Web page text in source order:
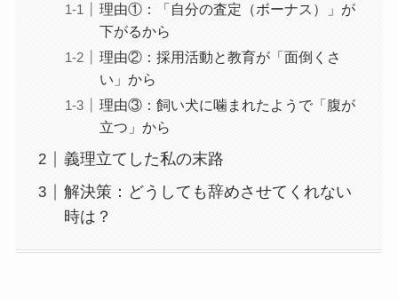
理由①：「自分の査定（ボーナス）」が
下がるから
理由②：採用活動と教育が「面倒くさ
い」から
理由③：飼い犬に噛まれたようで「腹が
立つ」から
義理立てした私の末路
解決策：どうしても辞めさせてくれない
時は？